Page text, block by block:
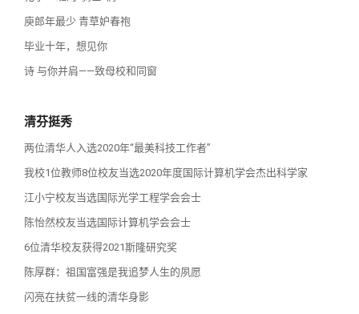
庾郎年最少 青草妒春袍
毕业十年，想见你
诗 与你并肩——致母校和同窗
清芬挺秀
两位清华人入选2020年“最美科技工作者”
我校1位教师8位校友当选2020年度国际计算机学会杰出科学家
江小宁校友当选国际光学工程学会会士
陈怡然校友当选国际计算机学会会士
6位清华校友获得2021斯隆研究奖
陈厚群：祖国富强是我追梦人生的夙愿
闪亮在扶贫一线的清华身影